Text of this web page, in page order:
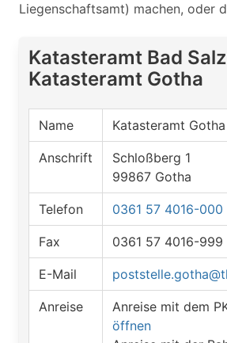
Liegenschaftsamt) machen, oder
Katasteramt Bad
Katasteramt Gotha
Name Katasteramt Gotha
Anschrift
Schloßberg 1
99867 Gotha
Telefon 0361 57 4016-000
Fax 0361 57 4016-999
E-Mail
Anreise Anreise mit dem
öffnen